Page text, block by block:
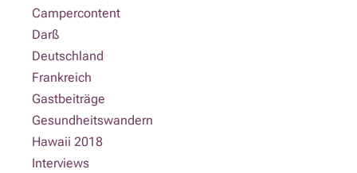
Campercontent
Darß
Deutschland
Frankreich
Gastbeiträge
Gesundheitswandern
Hawaii 2018
Interviews